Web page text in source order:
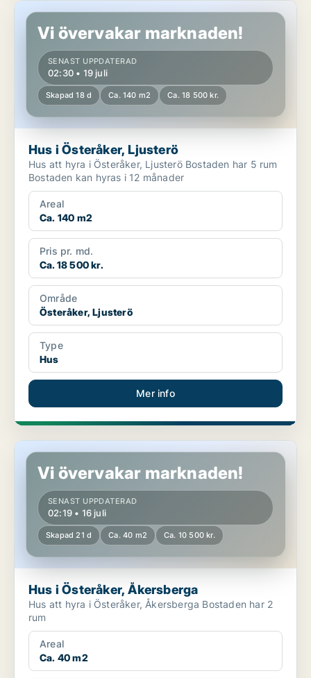
Hus i Österåker, Ljusterö
Vi övervakar marknaden!
SENAST UPPDATERAD
02:30 • 19 juli
Skapad 18 d Ca. 140 m2 Ca. 18 500 kr.
Hus i Österåker, Ljusterö
Hus att hyra i Österåker, Ljusterö Bostaden har 5 rum
Bostaden kan hyras i 12 månader
Areal
Ca. 140 m2
Pris pr. md.
Ca. 18 500 kr.
Område
Österåker, Ljusterö
Type
Hus
Mer info
Hus i Österåker, Åkersberga
Vi övervakar marknaden!
SENAST UPPDATERAD
02:19 • 16 juli
Skapad 21 d Ca. 40 m2 Ca. 10 500 kr.
Hus i Österåker, Åkersberga
Hus att hyra i Österåker, Åkersberga Bostaden har 2
rum
Areal
Ca. 40 m2